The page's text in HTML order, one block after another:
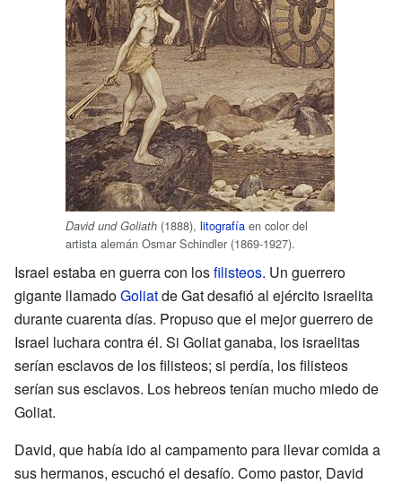
David und Goliath (1888), litografía en color del
artista alemán Osmar Schindler (1869-1927).
Israel estaba en guerra con losfilisteos. Un guerrero
gigante llamadoGoliatde Gat desafió al ejército israelita
durante cuarenta días. Propuso que el mejor guerrero de
Israel luchara contra él. Si Goliat ganaba, los israelitas
serían esclavos de los filisteos; si perdía, los filisteos
serían sus esclavos. Los hebreos tenían mucho miedo de
Goliat.
David, que había ido al campamento para llevar comida a
sus hermanos, escuchó el desafío. Como pastor, David